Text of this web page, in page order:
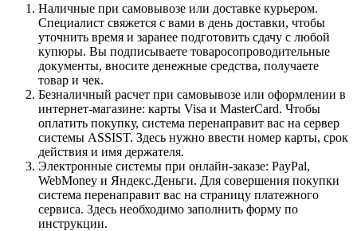
Наличные при самовывозе или доставке курьером.
Специалист свяжется с вами в день доставки, чтобы
уточнить время и заранее подготовить сдачу с любой
купюры. Вы подписываете товаросопроводительные
документы, вносите денежные средства, получаете
товар и чек.
Безналичный расчет при самовывозе или оформлении в
интернет-магазине: карты Visa и MasterCard. Чтобы
оплатить покупку, система перенаправит вас на сервер
системы ASSIST. Здесь нужно ввести номер карты, срок
действия и имя держателя.
Электронные системы при онлайн-заказе: PayPal,
WebMoney и Яндекс.Деньги. Для совершения покупки
система перенаправит вас на страницу платежного
сервиса. Здесь необходимо заполнить форму по
инструкции.